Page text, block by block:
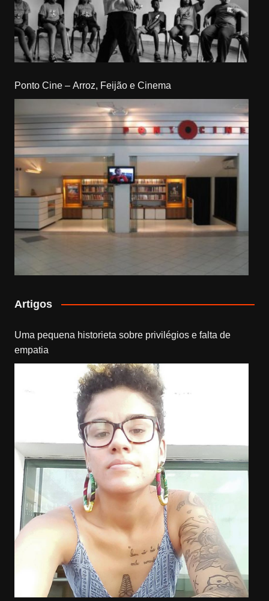
Ponto Cine – Arroz, Feijão e Cinema
Artigos
Uma pequena historieta sobre privilégios e falta de
empatia